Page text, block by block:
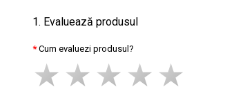
1. Evaluează produsul
Cum evaluezi produsul?